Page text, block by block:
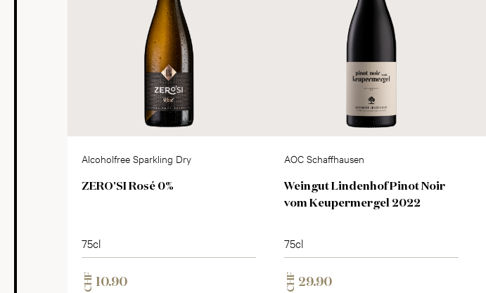
Alcoholfree Sparkling Dry
ZERO'SI Rosé 0%
75cl
CHF 10.90
AOC Schaffhausen
Weingut Lindenhof Pinot Noir
vom Keupermergel 2022
75cl
CHF 29.90